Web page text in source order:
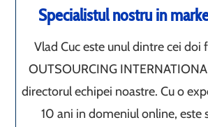
Specialistul nostru in
Vlad Cuc este unul dintre cei doi
OUTSOURCING
directorul echipei noastre. Cu o
10 ani in domeniul online, este